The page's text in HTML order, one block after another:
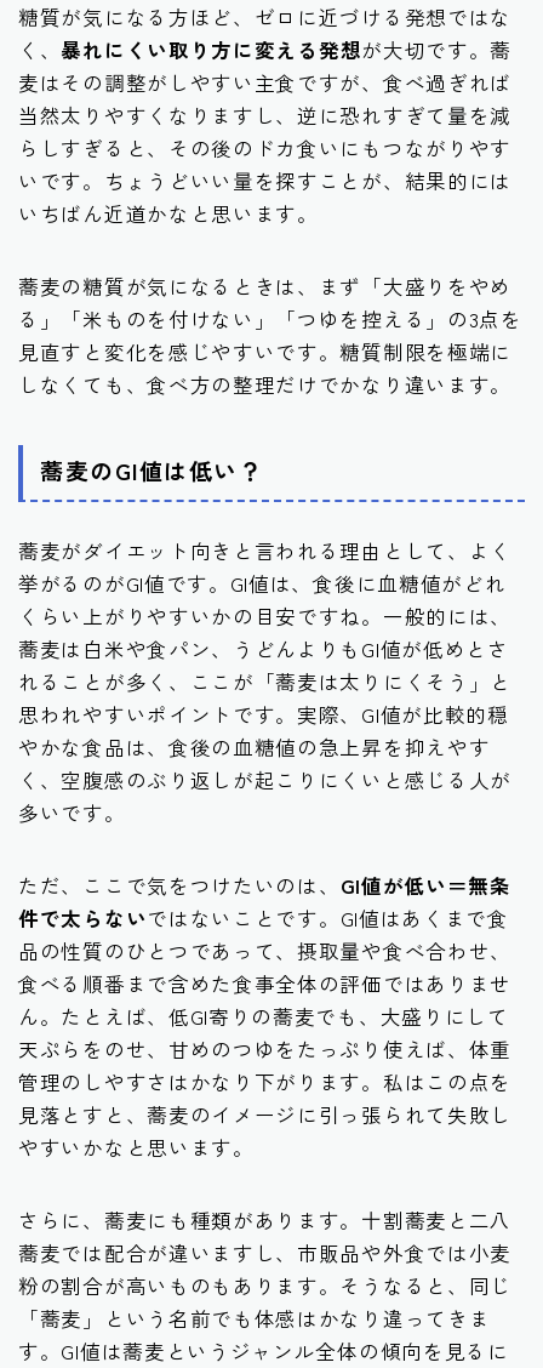
糖質が気になる方ほど、ゼロに近づける発想ではな
く、 暴れにくい取り方に変える発想が大切です。蕎
麦はその調整がしやすい主食ですが、食べ過ぎれば
当然太りやすくなりますし、逆に恐れすぎて量を減
らしすぎると、その後のドカ食いにもつながりやす
いです。ちょうどいい量を探すことが、結果的には
いちばん近道かなと思います。
蕎麦の糖質が気になるときは、まず「大盛りをやめ
る」「米ものを付けない」「つゆを控える」の3点を
見直すと変化を感じやすいです。糖質制限を極端に
しなくても、食べ方の整理だけでかなり違います。
蕎麦のGI値は低い？
蕎麦がダイエット向きと言われる理由として、よく
挙がるのがGI値です。GI値は、食後に血糖値がどれ
くらい上がりやすいかの目安ですね。一般的には、
蕎麦は白米や食パン、うどんよりもGI値が低めとさ
れることが多く、ここが「蕎麦は太りにくそう」と
思われやすいポイントです。実際、GI値が比較的穏
やかな食品は、食後の血糖値の急上昇を抑えやす
く、空腹感のぶり返しが起こりにくいと感じる人が
多いです。
ただ、ここで気をつけたいのは、 GI値が低い＝無条
件で太らないではないことです。GI値はあくまで食
品の性質のひとつであって、摂取量や食べ合わせ、
食べる順番まで含めた食事全体の評価ではありませ
ん。たとえば、低GI寄りの蕎麦でも、大盛りにして
天ぷらをのせ、甘めのつゆをたっぷり使えば、体重
管理のしやすさはかなり下がります。私はこの点を
見落とすと、蕎麦のイメージに引っ張られて失敗し
やすいかなと思います。
さらに、蕎麦にも種類があります。十割蕎麦と二八
蕎麦では配合が違いますし、市販品や外食では小麦
粉の割合が高いものもあります。そうなると、同じ
「蕎麦」という名前でも体感はかなり違ってきま
す。GI値は蕎麦というジャンル全体の傾向を見るに